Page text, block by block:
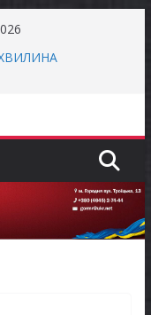
уже можуть
на працю